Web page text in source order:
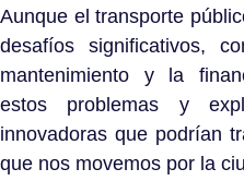
Aunque el transporte
desafíos significativos,
mantenimiento y la
estos problemas y
innovadoras que podrían
que nos movemos por la